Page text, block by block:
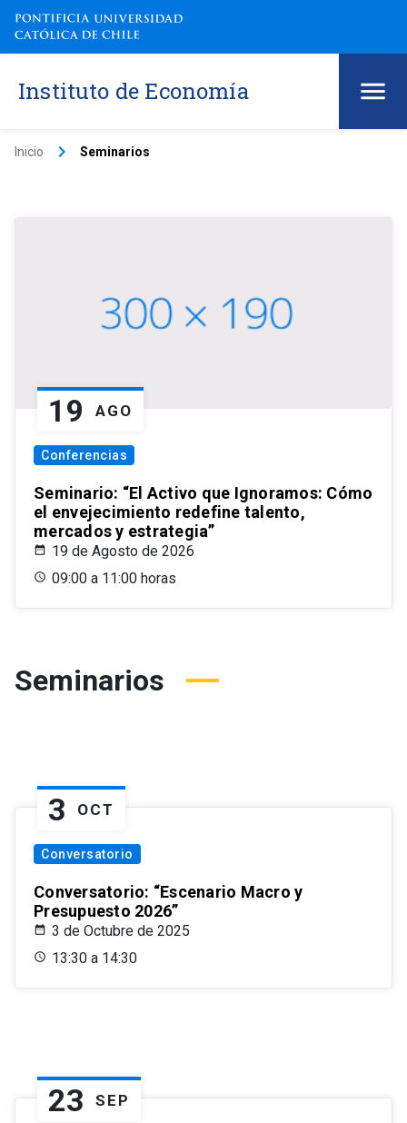
Instituto de Economía
Inicio keyboard_arrow_right Seminarios
19 AGO
Conferencias
Seminario: “El Activo que Ignoramos: Cómo
el envejecimiento redefine talento,
mercados y estrategia”
19 de Agosto de 2026
09:00 a 11:00 horas
Seminarios
3 OCT
Conversatorio
Conversatorio: “Escenario Macro y
Presupuesto 2026”
3 de Octubre de 2025
13:30 a 14:30
23 SEP